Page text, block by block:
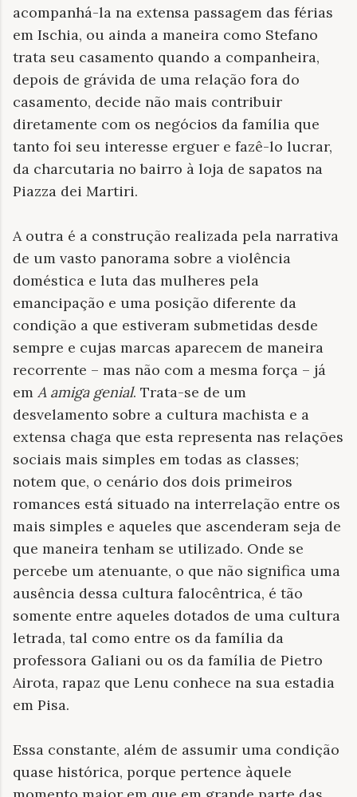
acompanhá-la na extensa passagem das férias
em Ischia, ou ainda a maneira como Stefano
trata seu casamento quando a companheira,
depois de grávida de uma relação fora do
casamento, decide não mais contribuir
diretamente com os negócios da família que
tanto foi seu interesse erguer e fazê-lo lucrar,
da charcutaria no bairro à loja de sapatos na
Piazza dei Martiri.
A outra é a construção realizada pela narrativa
de um vasto panorama sobre a violência
doméstica e luta das mulheres pela
emancipação e uma posição diferente da
condição a que estiveram submetidas desde
sempre e cujas marcas aparecem de maneira
recorrente – mas não com a mesma força – já
em A amiga genial. Trata-se de um
desvelamento sobre a cultura machista e a
extensa chaga que esta representa nas relações
sociais mais simples em todas as classes;
notem que, o cenário dos dois primeiros
romances está situado na interrelação entre os
mais simples e aqueles que ascenderam seja de
que maneira tenham se utilizado. Onde se
percebe um atenuante, o que não significa uma
ausência dessa cultura falocêntrica, é tão
somente entre aqueles dotados de uma cultura
letrada, tal como entre os da família da
professora Galiani ou os da família de Pietro
Airota, rapaz que Lenu conhece na sua estadia
em Pisa.
Essa constante, além de assumir uma condição
quase histórica, porque pertence àquele